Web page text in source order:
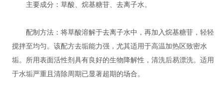
主要成分：草酸、烷基糖苷、去离子水。
配制方法：将草酸溶解于去离子水中，再加入烷基糖苷，轻轻
搅拌至均匀。该配方去垢能力强，尤其适用于高温加热区致密水
垢。所用表面活性剂具有良好的生物降解性，清洗后易漂洗。适用
于水垢严重且清除周期已显著超期的场合。